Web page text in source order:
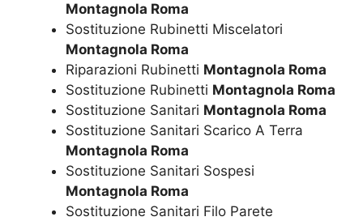
Montagnola Roma
Sostituzione Rubinetti Miscelatori
Montagnola Roma
Riparazioni Rubinetti Montagnola Roma
Sostituzione Rubinetti Montagnola Roma
Sostituzione Sanitari Montagnola Roma
Sostituzione Sanitari Scarico A Terra
Montagnola Roma
Sostituzione Sanitari Sospesi
Montagnola Roma
Sostituzione Sanitari Filo Parete